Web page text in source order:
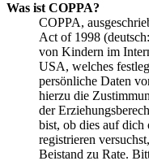
Was ist COPPA?
COPPA,
Act of 1998
von Kindern im
USA, welches
persönliche Daten
hierzu die
der
bist, ob dies auf dich
registrieren
Beistand zu Rate.